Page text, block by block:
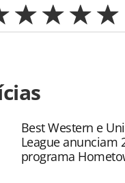
noticia-
04/executivo-
ou as
Todo o conteúdo
é protegido pela
Não reproduza o
Best Western e
League anunciam
programa